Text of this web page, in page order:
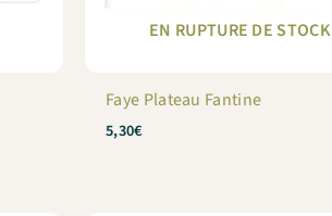
EN RUPTURE DE STOCK
Faye Plateau Fantine
5,30€